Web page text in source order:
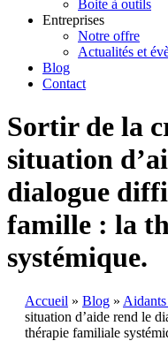
Boite à outils
Entreprises
Notre offre
Actualités et
Blog
Contact
Sortir de la
situation
dialogue
famille : la
systémique.
Accueil » Blog »
situation d’aide rend le
thérapie familiale